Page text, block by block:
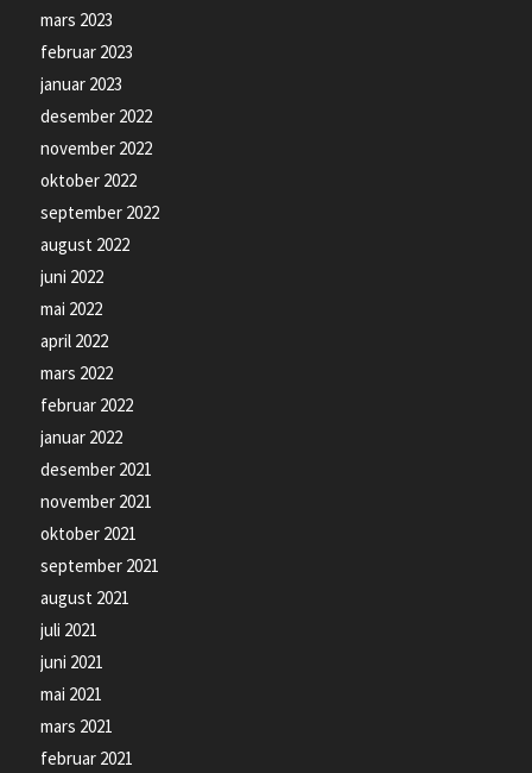
mars 2023
februar 2023
januar 2023
desember 2022
november 2022
oktober 2022
september 2022
august 2022
juni 2022
mai 2022
april 2022
mars 2022
februar 2022
januar 2022
desember 2021
november 2021
oktober 2021
september 2021
august 2021
juli 2021
juni 2021
mai 2021
mars 2021
februar 2021